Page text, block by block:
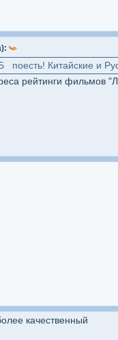
поесть! Китайские и
рейтинги фильмов
качественный